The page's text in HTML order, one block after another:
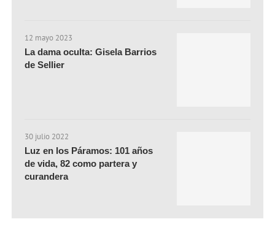
12 mayo 2023
La dama oculta: Gisela Barrios
de Sellier
30 julio 2022
Luz en los Páramos: 101 años
de vida, 82 como partera y
curandera